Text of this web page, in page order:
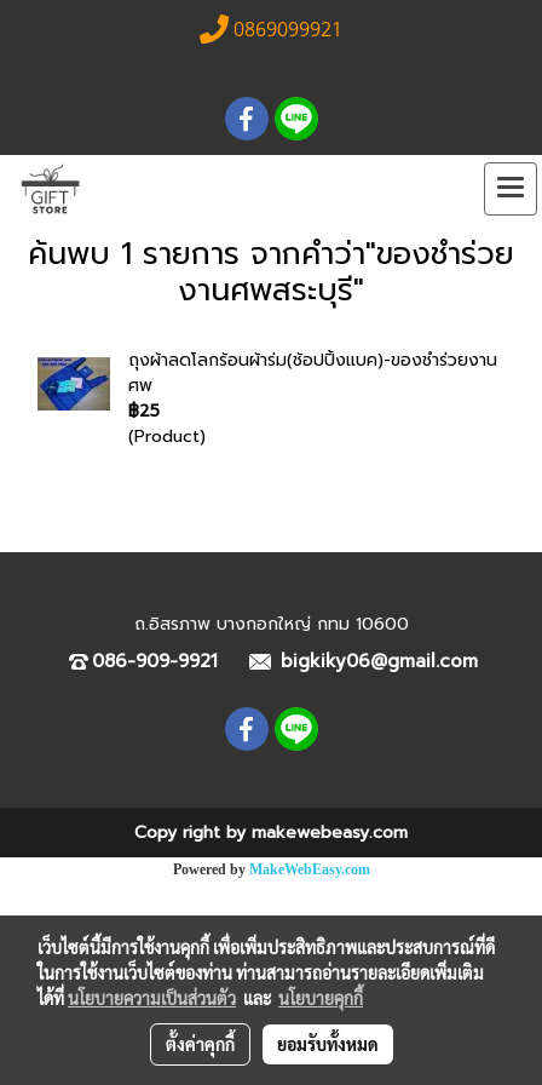
0869099921
ค้นพบ 1 รายการ จากคำว่า"ของชำร่วย
งานศพสระบุรี"
ถุงผ้าลดโลกร้อนผ้าร่ม(ช้อปปิ้งแบค)-ของชำร่วยงาน
ศพ
฿25
(Product)
ถ.อิสรภาพ บางกอกใหญ่ กทม 10600
086-909-9921 bigkiky06@gmail.com
Copy right by makewebeasy.com
Powered by MakeWebEasy.com
เว็บไซต์นี้มีการใช้งานคุกกี้ เพื่อเพิ่มประสิทธิภาพและประสบการณ์ที่ดี
ในการใช้งานเว็บไซต์ของท่าน ท่านสามารถอ่านรายละเอียดเพิ่มเติม
ได้ที่นโยบายความเป็นส่วนตัว และ นโยบายคุกกี้
ตั้งค่าคุกกี้ ยอมรับทั้งหมด